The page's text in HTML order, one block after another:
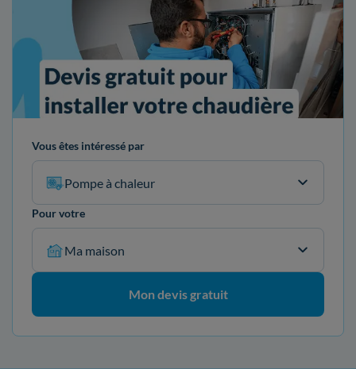
Vous êtes intéressé par
Pompe à chaleur
Pour votre
Ma maison
Mon devis gratuit